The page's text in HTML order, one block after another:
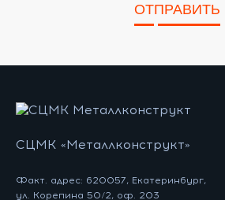
ОТПРАВИТЬ
СЦМК «Металлконструкт»
Факт. адрес: 620057, Екатеринбург,
ул. Корепина 50/2, оф. 203